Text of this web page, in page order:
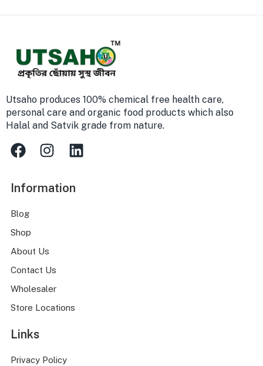
Utsaho produces 100% chemical free health care,
personal care and organic food products which also
Halal and Satvik grade from nature.
Information
Blog
Shop
About Us
Contact Us
Wholesaler
Store Locations
Links
Privacy Policy